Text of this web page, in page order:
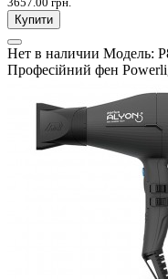
Купити
Нет в наличии Модель:
Професійний фен